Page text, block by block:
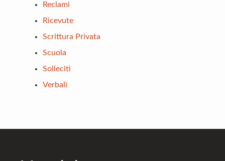
Reclami
Ricevute
Scrittura Privata
Scuola
Solleciti
Verbali